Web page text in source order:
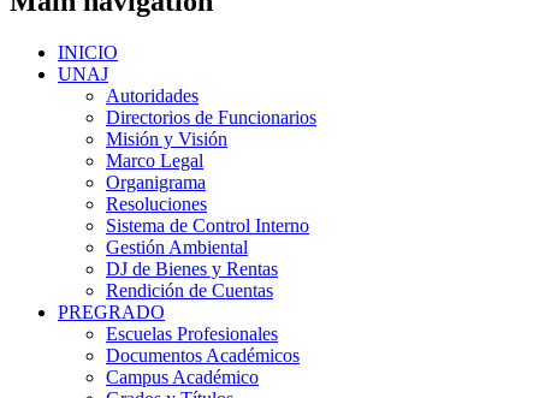
INICIO
UNAJ
Autoridades
Directorios de Funcionarios
Misión y Visión
Marco Legal
Organigrama
Resoluciones
Sistema de Control Interno
Gestión Ambiental
DJ de Bienes y Rentas
Rendición de Cuentas
PREGRADO
Escuelas Profesionales
Documentos Académicos
Campus Académico